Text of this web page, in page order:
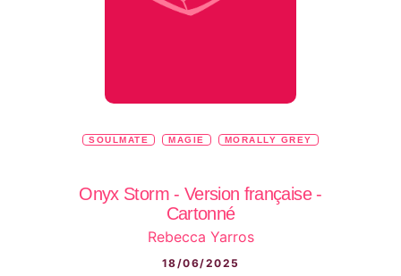
SOULMATE MAGIE MORALLY GREY
Onyx Storm - Version française -
Cartonné
Rebecca Yarros
18/06/2025